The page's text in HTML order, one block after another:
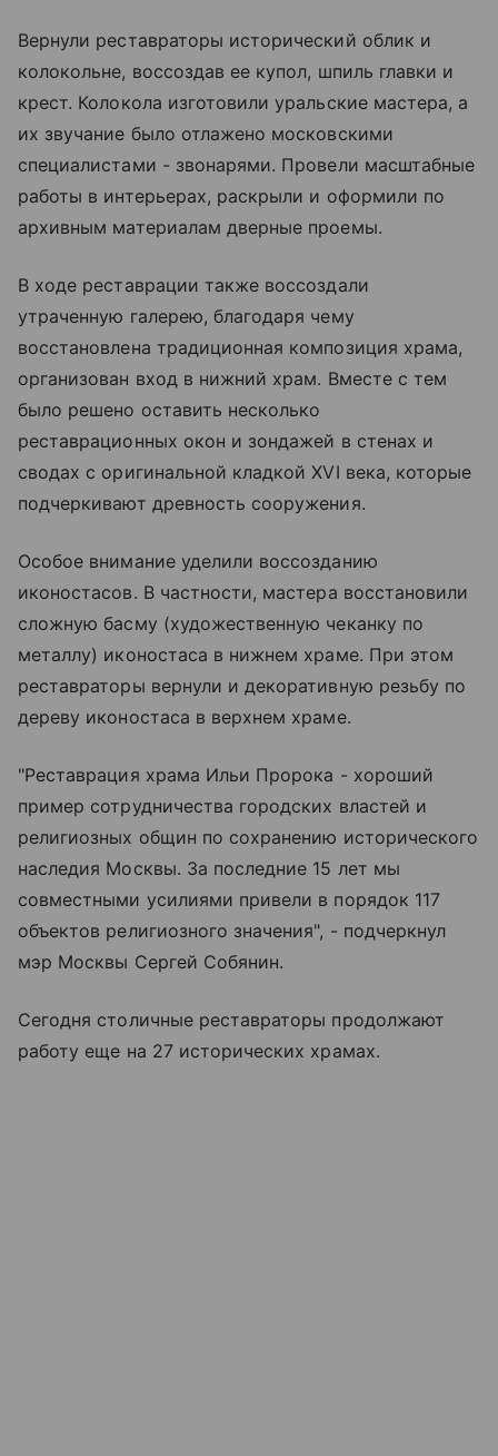
Вернули реставраторы исторический облик и
колокольне, воссоздав ее купол, шпиль главки и
крест. Колокола изготовили уральские мастера, а
их звучание было отлажено московскими
специалистами - звонарями. Провели масштабные
работы в интерьерах, раскрыли и оформили по
архивным материалам дверные проемы.
В ходе реставрации также воссоздали
утраченную галерею, благодаря чему
восстановлена традиционная композиция храма,
организован вход в нижний храм. Вместе с тем
было решено оставить несколько
реставрационных окон и зондажей в стенах и
сводах с оригинальной кладкой XVI века, которые
подчеркивают древность сооружения.
Особое внимание уделили воссозданию
иконостасов. В частности, мастера восстановили
сложную басму (художественную чеканку по
металлу) иконостаса в нижнем храме. При этом
реставраторы вернули и декоративную резьбу по
дереву иконостаса в верхнем храме.
"Реставрация храма Ильи Пророка - хороший
пример сотрудничества городских властей и
религиозных общин по сохранению исторического
наследия Москвы. За последние 15 лет мы
совместными усилиями привели в порядок 117
объектов религиозного значения", - подчеркнул
мэр Москвы Сергей Собянин.
Сегодня столичные реставраторы продолжают
работу еще на 27 исторических храмах.